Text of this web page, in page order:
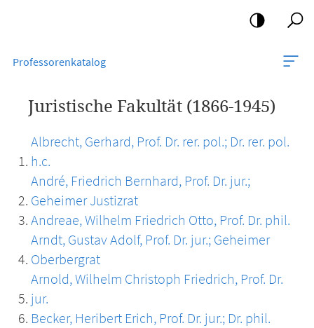
Professorenkatalog
Juristische Fakultät (1866-1945)
Albrecht, Gerhard, Prof. Dr. rer. pol.; Dr. rer. pol.
h.c.
André, Friedrich Bernhard, Prof. Dr. jur.;
Geheimer Justizrat
Andreae, Wilhelm Friedrich Otto, Prof. Dr. phil.
Arndt, Gustav Adolf, Prof. Dr. jur.; Geheimer
Oberbergrat
Arnold, Wilhelm Christoph Friedrich, Prof. Dr.
jur.
Becker, Heribert Erich, Prof. Dr. jur.; Dr. phil.